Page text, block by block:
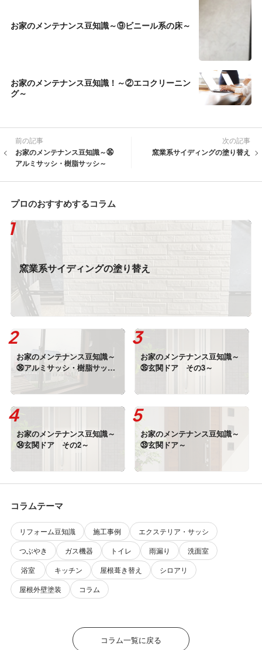
お家のメンテナンス豆知識～⑨ビニール系の床～
お家のメンテナンス豆知識！～②エコクリーニン
グ～
前の記事
お家のメンテナンス豆知識～㊱
アルミサッシ・樹脂サッシ～
次の記事
窯業系サイディングの塗り替え
プロのおすすめするコラム
窯業系サイディングの塗り替え
お家のメンテナンス豆知識～
㊱アルミサッシ・樹脂サッシ
～
お家のメンテナンス豆知識～
㉟玄関ドア その3～
お家のメンテナンス豆知識～
㉞玄関ドア その2～
お家のメンテナンス豆知識～
㉝玄関ドア～
コラムテーマ
リフォーム豆知識 施工事例
エクステリア・サッシ
つぶやき
ガス機器 トイレ 雨漏り
洗面室
浴室
キッチン 屋根葺き替え
シロアリ
屋根外壁塗装
コラム
コラム一覧に戻る